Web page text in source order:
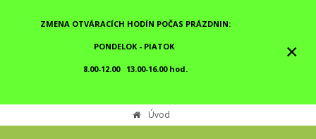
ZMENA OTVÁRACÍCH HODÍN POČAS PRÁZDNIN:
PONDELOK - PIATOK
8.00-12.00 13.00-16.00 hod.
×
Úvod